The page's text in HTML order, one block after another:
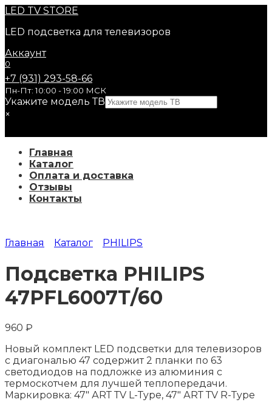
Перейти
содержанию
LED TV STORE
LED подсветка для телевизоров
Аккаунт
0
+7 (931) 293-58-66
Пн-Пт: 10:00 - 19:00 МСК
Укажите модель ТВ
×
Главная
Каталог
Оплата и доставка
Отзывы
Контакты
Главная Каталог PHILIPS
Подсветка PHILIPS
47РFL6007Т/60
960 ₽
Новый комплект LED подсветки для телевизоров
с диагональю 47 содержит 2 планки по 63
светодиодов на подложке из алюминия с
термоскотчем для лучшей теплопередачи.
Маркировка: 47" АRТ ТV L-Тyре, 47" АRТ ТV R-Тyре